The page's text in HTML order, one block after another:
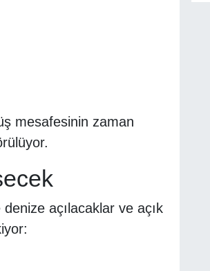
mesafesinin zaman
açılacaklar ve açık